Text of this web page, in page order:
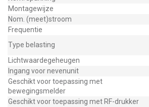
Montagewijze
Nom. (meet)stroom
Frequentie
Type belasting
Lichtwaardegeheugen
Ingang voor nevenunit
Geschikt voor toepassing met
bewegingsmelder
Geschikt voor toepassing met RF-drukker